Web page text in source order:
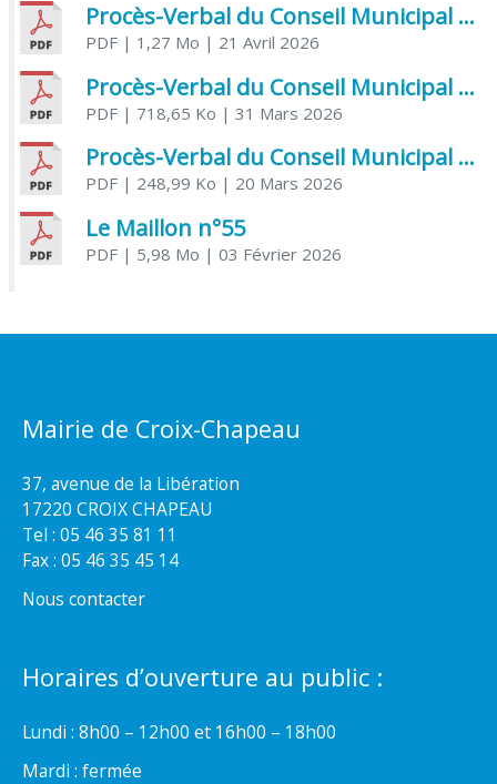
Procès-Verbal du Conseil Municipal du 21 avril 2026
PDF| 1,27 Mo | 21 Avril 2026
Procès-Verbal du Conseil Municipal du 31 mars 2026
PDF| 718,65 Ko | 31 Mars 2026
Procès-Verbal du Conseil Municipal du 20 mars 2026
PDF| 248,99 Ko | 20 Mars 2026
Le Maillon n°55
PDF| 5,98 Mo | 03 Février 2026
Mairie de Croix-Chapeau
37, avenue de la Libération
17220 CROIX CHAPEAU
Tel : 05 46 35 81 11
Fax : 05 46 35 45 14
Nous contacter
Horaires d’ouverture au public :
Lundi : 8h00 – 12h00 et 16h00 – 18h00
Mardi : fermée